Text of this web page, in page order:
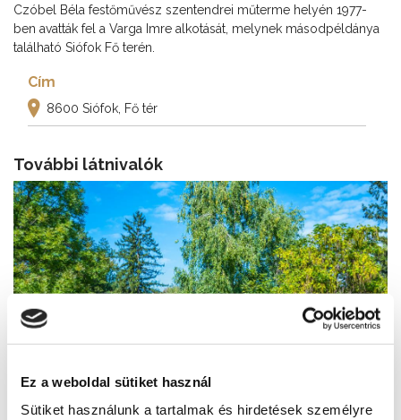
Ez a weboldal sütiket használ
Sütiket használunk a tartalmak és hirdetések személyre
Czóbel Béla festőművész szentendrei műterme helyén 1977-
ben avatták fel a Varga Imre alkotását, melynek másodpéldánya
található Siófok Fő terén.
Cím
8600 Siófok, Fő tér
További látnivalók